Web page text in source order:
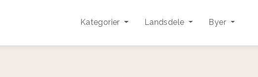
Kategorier Landsdele Byer